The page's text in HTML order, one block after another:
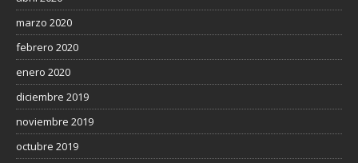
marzo 2020
febrero 2020
enero 2020
diciembre 2019
noviembre 2019
octubre 2019